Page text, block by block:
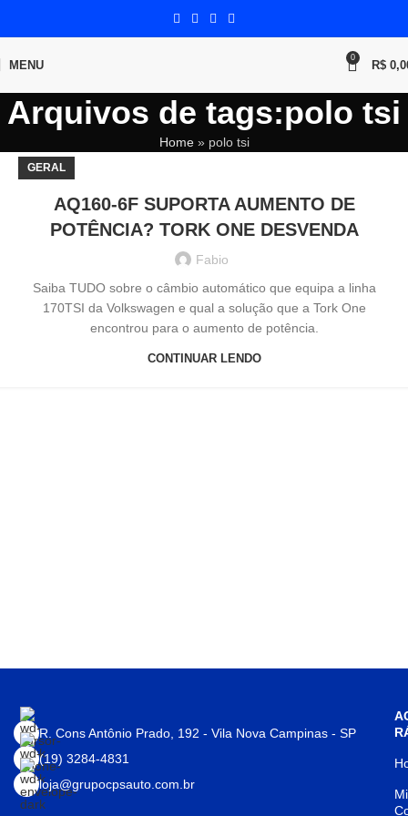
MENU
0
R$
Arquivos de tags:polo tsi
Home» polo tsi
GERAL
AQ160-6F SUPORTA AUMENTO DE
POTÊNCIA? TORK ONE DESVENDA
Fabio
Saiba TUDO sobre o câmbio automático que equipa a linha
170TSI da Volkswagen e qual a solução que a Tork One
encontrou para o aumento de potência.
CONTINUAR LENDO
R. Cons Antônio Prado, 192 - Vila Nova Campinas - SP
(19) 3284-4831
loja@grupocpsauto.com.br